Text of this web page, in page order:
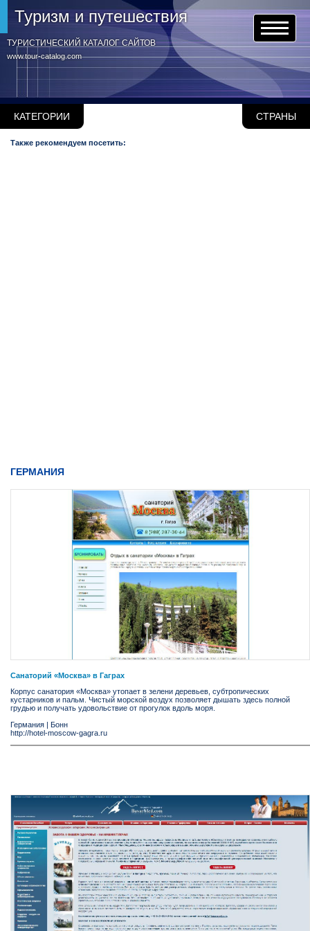
www.tour-catalog.com
Туризм и путешествия
ТУРИСТИЧЕСКИЙ КАТАЛОГ САЙТОВ
КАТЕГОРИИ СТРАНЫ
Также рекомендуем посетить:
ГЕРМАНИЯ
Cанаторий «Москва» в Гаграх
Корпус санатория «Москва» утопает в зелени деревьев, субтропических
кустарников и пальм. Чистый морской воздух позволяет дышать здесь полной
грудью и получать удовольствие от прогулок вдоль моря.
Германия | Бонн
http://hotel-moscow-gagra.ru